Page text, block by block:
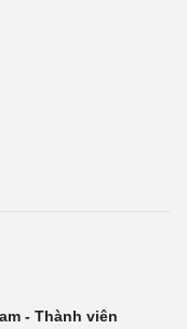
- Thành viên